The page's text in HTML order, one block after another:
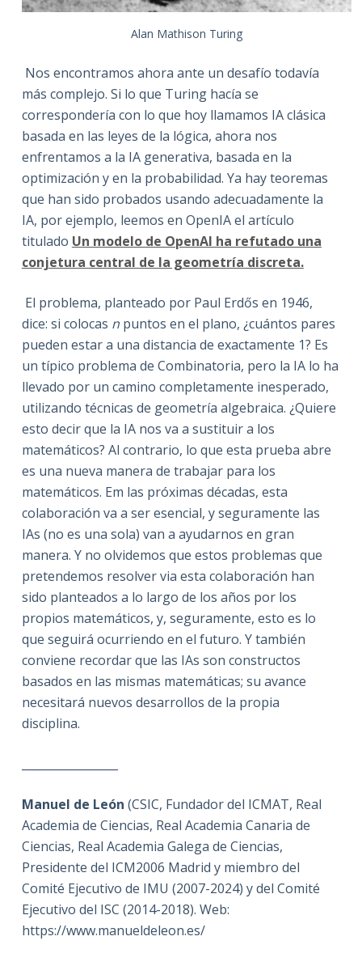
Alan Mathison Turing
Nos encontramos ahora ante un desafío todavía
más complejo. Si lo que Turing hacía se
correspondería con lo que hoy llamamos IA clásica
basada en las leyes de la lógica, ahora nos
enfrentamos a la IA generativa, basada en la
optimización y en la probabilidad. Ya hay teoremas
que han sido probados usando adecuadamente la
IA, por ejemplo, leemos en OpenIA el artículo
titulado Un modelo de OpenAI ha refutado una
conjetura central de la geometría discreta.
El problema, planteado por Paul Erdős en 1946,
dice: si colocas n puntos en el plano, ¿cuántos pares
pueden estar a una distancia de exactamente 1? Es
un típico problema de Combinatoria, pero la IA lo ha
llevado por un camino completamente inesperado,
utilizando técnicas de geometría algebraica. ¿Quiere
esto decir que la IA nos va a sustituir a los
matemáticos? Al contrario, lo que esta prueba abre
es una nueva manera de trabajar para los
matemáticos. Em las próximas décadas, esta
colaboración va a ser esencial, y seguramente las
IAs (no es una sola) van a ayudarnos en gran
manera. Y no olvidemos que estos problemas que
pretendemos resolver via esta colaboración han
sido planteados a lo largo de los años por los
propios matemáticos, y, seguramente, esto es lo
que seguirá ocurriendo en el futuro. Y también
conviene recordar que las IAs son constructos
basados en las mismas matemáticas; su avance
necesitará nuevos desarrollos de la propia
disciplina.
Manuel de León (CSIC, Fundador del ICMAT, Real
Academia de Ciencias, Real Academia Canaria de
Ciencias, Real Academia Galega de Ciencias,
Presidente del ICM2006 Madrid y miembro del
Comité Ejecutivo de IMU (2007-2024) y del Comité
Ejecutivo del ISC (2014-2018). Web:
https://www.manueldeleon.es/